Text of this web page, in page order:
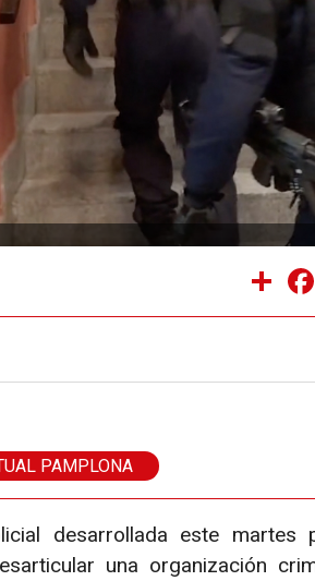
Share
PAMPLONA
desarrollada este
una organización